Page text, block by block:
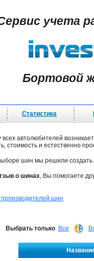
учета
Бортовой
Статистика
всех автолюбителей
стоимость и естественно
шин мы решили создать
о шинах, Вы помогаете
производителей шин
Выбрать только Все